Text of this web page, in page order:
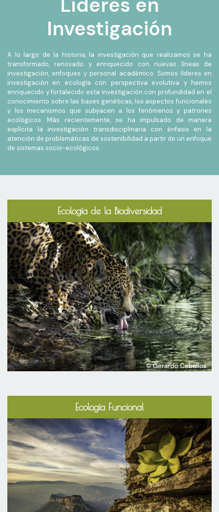
Investigación
A lo largo de la historia, la investigación que realizamos se ha
transformado, renovado y enriquecido con nuevas líneas de
investigación, enfoques y personal académico. Somos líderes en
investigación en ecología con perspectiva evolutiva y hemos
enriquecido y fortalecido esta investigación con profundidad en el
conocimiento sobre las bases genéticas, los aspectos funcionales
y los mecanismos que subyacen a los fenómenos y patrones
ecológicos. Más recientemente, se ha impulsado de manera
explícita la investigación transdisciplinaria con énfasis en la
atención de problemáticas de sostenibilidad a partir de un enfoque
de sistemas socio-ecológicos.
Ecología de la Biodiversidad
Ecología Funcional